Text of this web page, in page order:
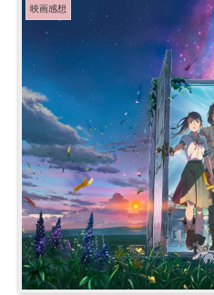
映画感想